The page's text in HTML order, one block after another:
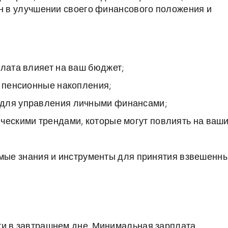
в улучшении своего финансового положения и
влияет на ваш бюджет;
пенсионные накопления;
управления личными финансами;
трендами, которые могут повлиять на
знания и инструменты для принятия